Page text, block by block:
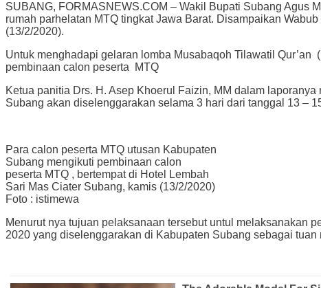
SUBANG, FORMASNEWS.COM – Wakil Bupati Subang Agus
rumah parhelatan MTQ tingkat Jawa Barat. Disampaikan
(13/2/2020).
Untuk menghadapi gelaran lomba Musabaqoh Tilawatil
pembinaan calon peserta MTQ
Ketua panitia Drs. H. Asep Khoerul Faizin, MM dalam
Subang akan diselenggarakan selama 3 hari dari tanggal 13 –
Para calon peserta MTQ utusan Kabupaten
Subang mengikuti pembinaan calon
peserta MTQ , bertempat di Hotel Lembah
Sari Mas Ciater Subang, kamis (13/2/2020)
Foto : istimewa
Menurut nya tujuan pelaksanaan tersebut untul melaksanakan
2020 yang diselenggarakan di Kabupaten Subang sebagai tuan